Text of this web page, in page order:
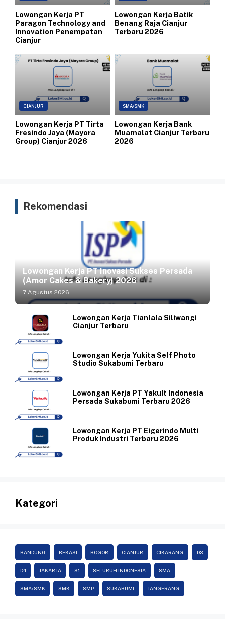
Lowongan Kerja PT
Paragon Technology and
Innovation Penempatan
Cianjur
Lowongan Kerja Batik
Benang Raja Cianjur
Terbaru 2026
CIANJUR
Lowongan Kerja PT Tirta
Fresindo Jaya (Mayora
Group) Cianjur 2026
SMA/SMK
Lowongan Kerja Bank
Muamalat Cianjur Terbaru
2026
Rekomendasi
Lowongan Kerja PT Inovasi Sukses Persada
(Amor Cakes & Bakery) 2026
7 Agustus 2026
Lowongan Kerja Tianlala Siliwangi
Cianjur Terbaru
Lowongan Kerja Yukita Self Photo
Studio Sukabumi Terbaru
Lowongan Kerja PT Yakult Indonesia
Persada Sukabumi Terbaru 2026
Lowongan Kerja PT Eigerindo Multi
Produk Industri Terbaru 2026
Kategori
BANDUNG BEKASI BOGOR CIANJUR CIKARANG D3
D4 JAKARTA S1 SELURUH INDONESIA SMA
SMA/SMK SMK SMP SUKABUMI TANGERANG